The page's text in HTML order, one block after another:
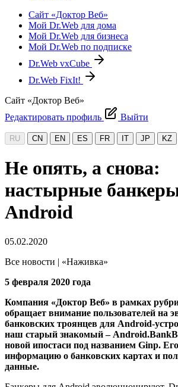
Сайт «Доктор Веб»
Мой Dr.Web для дома
Мой Dr.Web для бизнеса
Мой Dr.Web по подписке
Dr.Web vxCube
Dr.Web FixIt!
Сайт «Доктор Веб»
Редактировать профиль
Выйти
RU CN EN ES FR IT JP KZ
Не опять, а снова:
настырные
Android
05.02.2020
Все новости | «Наживка»
5 февраля 2020 года
Компания «Доктор Веб» в рамках
обращает внимание пользователей на
банковских троянцев для Android-
наш старый знакомый –
новой ипостаси под названием Ginp.
информацию о банковских картах и
данные.